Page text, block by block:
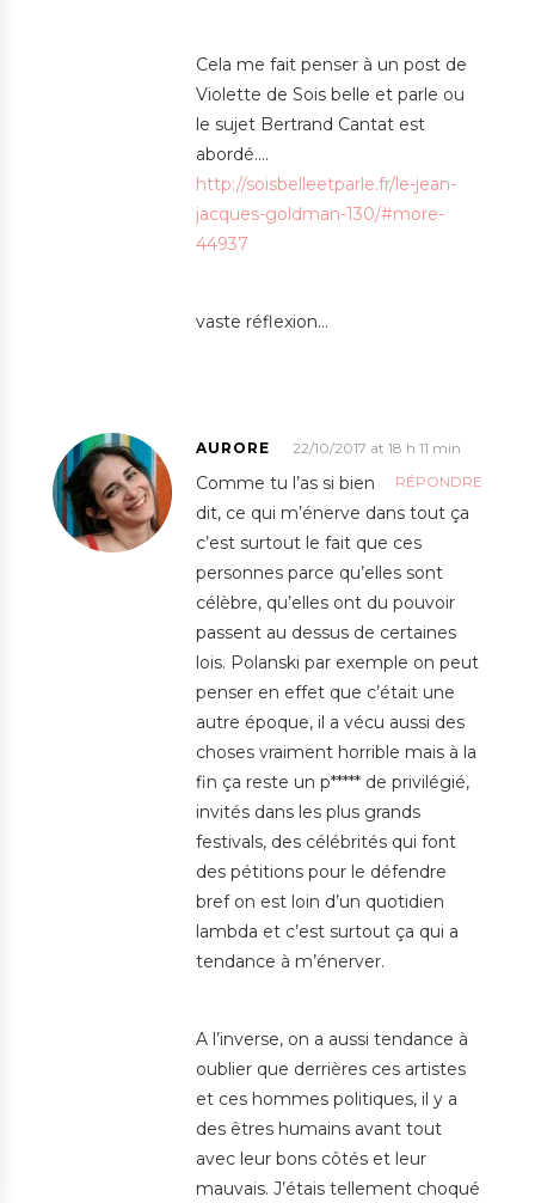
Cela me fait penser à un post de
Violette de Sois belle et parle ou
le sujet Bertrand Cantat est
abordé….
http://soisbelleetparle.fr/le-jean-
jacques-goldman-130/#more-
44937
vaste réflexion…
AURORE
22/10/2017 at 18 h 11 min
RÉPONDRE
Comme tu l’as si bien
dit, ce qui m’énerve dans tout ça
c’est surtout le fait que ces
personnes parce qu’elles sont
célèbre, qu’elles ont du pouvoir
passent au dessus de certaines
lois. Polanski par exemple on peut
penser en effet que c’était une
autre époque, il a vécu aussi des
choses vraiment horrible mais à la
fin ça reste un p***** de privilégié,
invités dans les plus grands
festivals, des célébrités qui font
des pétitions pour le défendre
bref on est loin d’un quotidien
lambda et c’est surtout ça qui a
tendance à m’énerver.
A l’inverse, on a aussi tendance à
oublier que derrières ces artistes
et ces hommes politiques, il y a
des êtres humains avant tout
avec leur bons côtés et leur
mauvais. J’étais tellement choqué